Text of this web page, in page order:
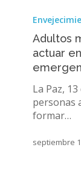
mayores
preparan
para
actuar
situaciones
desastre
emergencias.
Adultos
actuar
La Paz,
personas
formar…
septiembre